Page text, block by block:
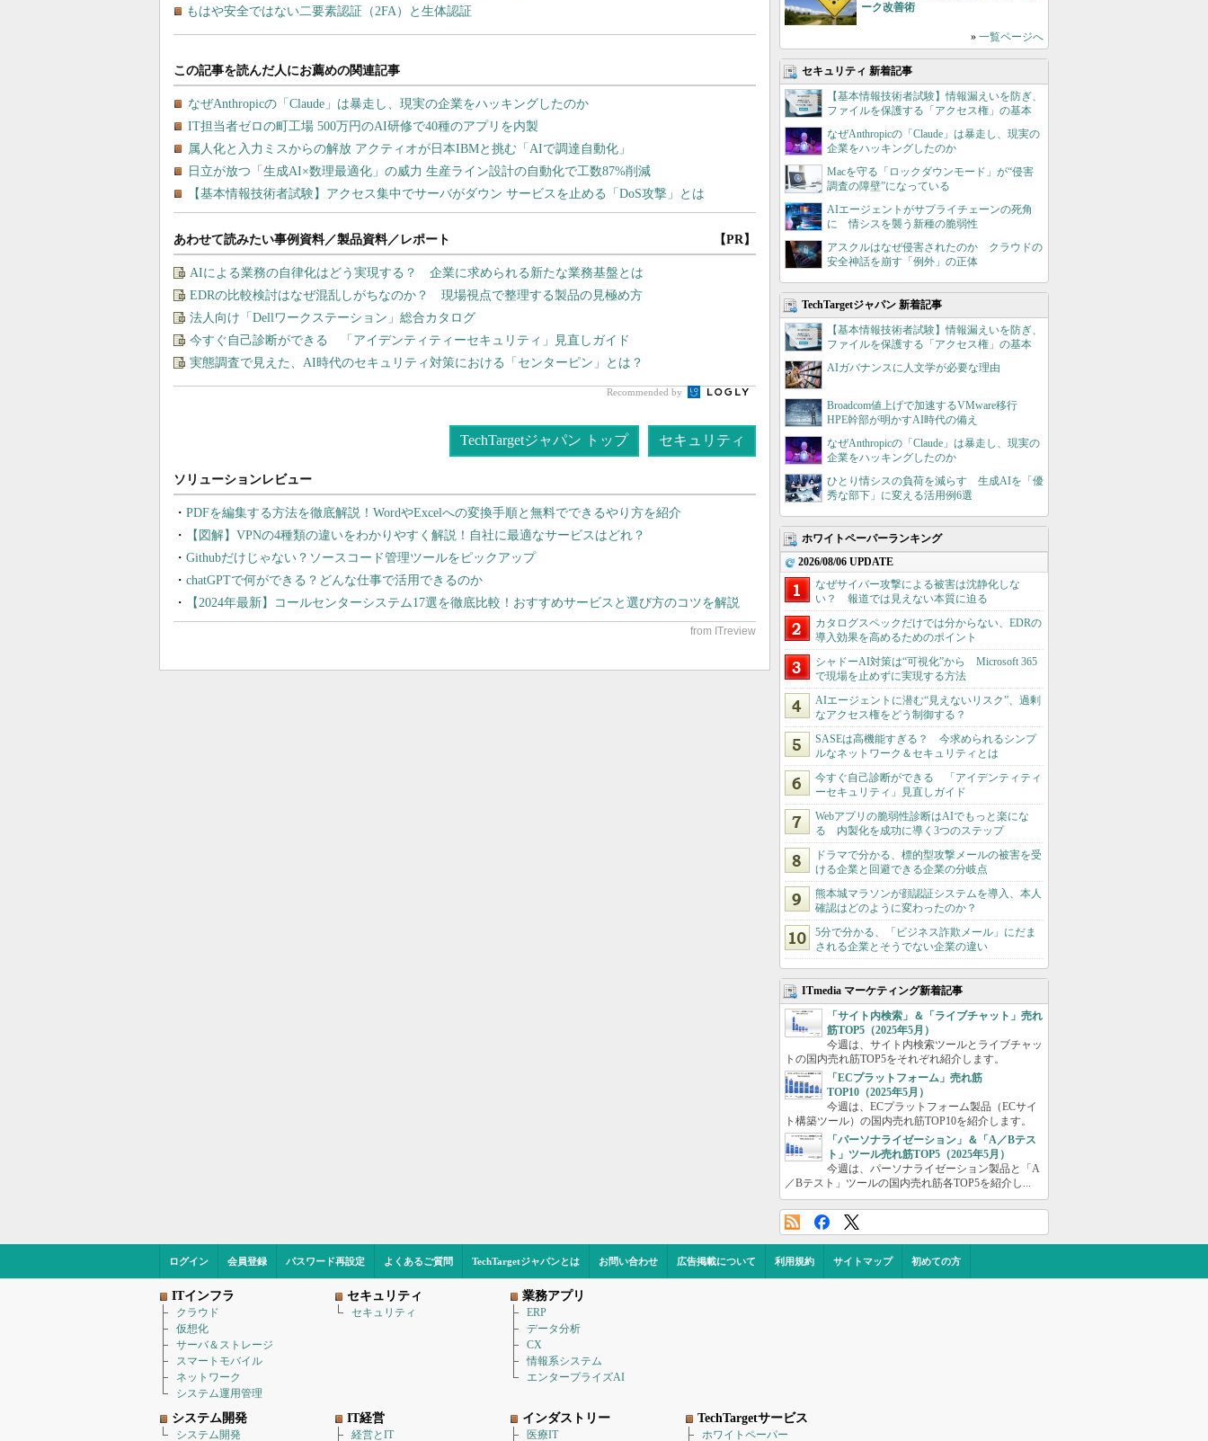
もはや安全ではない二要素認証（2FA）と生体認証
あわせて読みたい事例資料／製品資料／レポート 【PR】
AIによる業務の自律化はどう実現する？ 企業に求められる新たな業務基盤とは
EDRの比較検討はなぜ混乱しがちなのか？ 現場視点で整理する製品の見極め方
法人向け「Dellワークステーション」総合カタログ
今すぐ自己診断ができる 「アイデンティティーセキュリティ」見直しガイド
実態調査で見えた、AI時代のセキュリティ対策における「センターピン」とは？
Recommended by
TechTargetジャパン トップ セキュリティ
PDFを編集する方法を徹底解説！WordやExcelへの変換手順と無料でできるやり方を紹介
【図解】VPNの4種類の違いをわかりやすく解説！自社に最適なサービスはどれ？
Githubだけじゃない？ソースコード管理ツールをピックアップ
chatGPTで何ができる？どんな仕事で活用できるのか
【2024年最新】コールセンターシステム17選を徹底比較！おすすめサービスと選び方のコツを解説
ーク改善術
» 一覧ページへ
セキュリティ 新着記事
【基本情報技術者試験】情報漏えいを防ぎ、
ファイルを保護する「アクセス権」の基本
なぜAnthropicの「Claude」は暴走し、現実の
企業をハッキングしたのか
Macを守る「ロックダウンモード」が“侵害
調査の障壁”になっている
AIエージェントがサプライチェーンの死角
に 情シスを襲う新種の脆弱性
アスクルはなぜ侵害されたのか クラウドの
安全神話を崩す「例外」の正体
TechTargetジャパン 新着記事
【基本情報技術者試験】情報漏えいを防ぎ、
ファイルを保護する「アクセス権」の基本
AIガバナンスに人文学が必要な理由
Broadcom値上げで加速するVMware移行
HPE幹部が明かすAI時代の備え
なぜAnthropicの「Claude」は暴走し、現実の
企業をハッキングしたのか
ひとり情シスの負荷を減らす 生成AIを「優
秀な部下」に変える活用例6選
ホワイトペーパーランキング
2026/08/06 UPDATE
なぜサイバー攻撃による被害は沈静化しな
い？ 報道では見えない本質に迫る
カタログスペックだけでは分からない、EDRの
導入効果を高めるためのポイント
シャドーAI対策は“可視化”から Microsoft 365
で現場を止めずに実現する方法
AIエージェントに潜む“見えないリスク”、過剰
なアクセス権をどう制御する？
SASEは高機能すぎる？ 今求められるシンプ
ルなネットワーク＆セキュリティとは
今すぐ自己診断ができる 「アイデンティティ
ーセキュリティ」見直しガイド
Webアプリの脆弱性診断はAIでもっと楽にな
る 内製化を成功に導く3つのステップ
ドラマで分かる、標的型攻撃メールの被害を受
ける企業と回避できる企業の分岐点
熊本城マラソンが顔認証システムを導入、本人
確認はどのように変わったのか？
5分で分かる、「ビジネス詐欺メール」にだま
される企業とそうでない企業の違い
ITmedia マーケティング新着記事
「サイト内検索」＆「ライブチャット」売れ
筋TOP5（2025年5月）
今週は、サイト内検索ツールとライブチャッ
トの国内売れ筋TOP5をそれぞれ紹介します。
「ECプラットフォーム」売れ筋
TOP10（2025年5月）
今週は、ECプラットフォーム製品（ECサイ
ト構築ツール）の国内売れ筋TOP10を紹介します。
「パーソナライゼーション」＆「A／Bテス
ト」ツール売れ筋TOP5（2025年5月）
今週は、パーソナライゼーション製品と「A
／Bテスト」ツールの国内売れ筋各TOP5を紹介し...
ログイン 会員登録 パスワード再設定 よくあるご質問 TechTargetジャパンとは お問い合わせ 広告掲載について 利用規約 サイトマップ 初めての方
ITインフラ
クラウド
仮想化
サーバ＆ストレージ
スマートモバイル
ネットワーク
システム運用管理
セキュリティ
セキュリティ
業務アプリ
ERP
データ分析
CX
情報系システム
エンタープライズAI
システム開発
システム開発
IT経営
経営とIT
インダストリー
医療IT
TechTargetサービス
ホワイトペーパー